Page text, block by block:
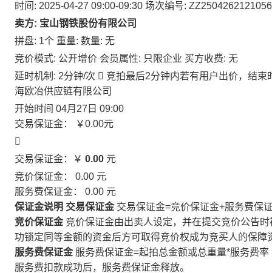
时间: 2025-04-27 09:00-09:30 场次编号: ZZ2504262121056
卖方: 宝山钢铁股份有限公司
拼盘: 1个 重量: 数量: 无
竞价模式: 公开增价 会员属性: 只限企业 买方收费: 无
延时机制: 2分钟/次  竞拍最后2分钟内若有用户出价，结
海欧冶供应链有限公司
开始时间 04月27日 09:00
交易保证金：
￥0.00元

交易保证金：￥ 0.00 元
竞价保证金： 0.00 元
服务费保证金： 0.00 元
保证金说明 交易保证金 交易保证金=竞价保证金+服务费保
竞价保证金 竞价保证金由出卖人设定，并在提交竞价公告
功锁定同等金额的资金后方可取得竞价权成为竞买人的保障
服务费保证金 服务费保证金=起拍总金额或总重量*服务费率
服务费扣款成功后，服务费保证金释放。